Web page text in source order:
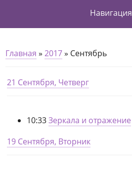
Навигация
Главная » 2017» Сентябрь
21 Сентября, Четверг
10:33Зеркала и отражение
19 Сентября, Вторник